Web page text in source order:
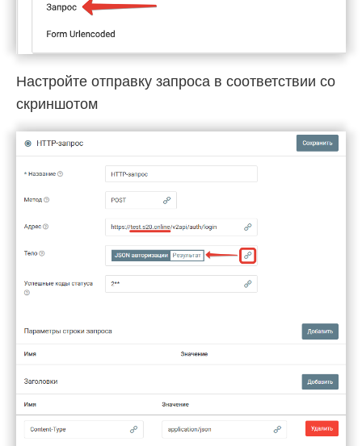
Настройте отправку запроса в соответствии со
скриншотом